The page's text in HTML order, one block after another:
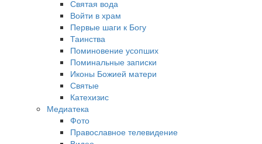
Святая вода
Войти в храм
Первые шаги к Богу
Таинства
Поминовение усопших
Поминальные записки
Иконы Божией матери
Святые
Катехизис
Медиатека
Фото
Православное телевидение